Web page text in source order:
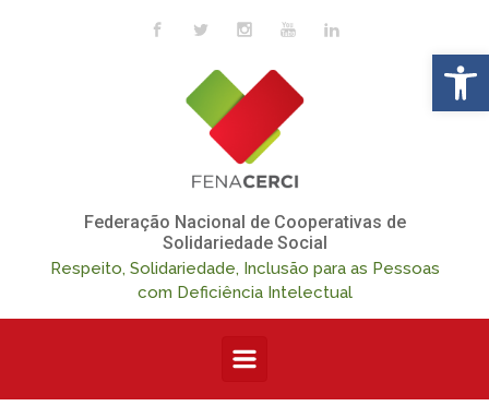
Skip to main content
Federação Nacional de Cooperativas de
Solidariedade Social
Respeito, Solidariedade, Inclusão para as Pessoas
com Deficiência Intelectual